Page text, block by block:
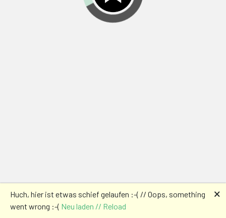
Huch, hier ist etwas schief gelaufen :-( // Oops, something
went wrong :-( Neu laden // Reload
🗙